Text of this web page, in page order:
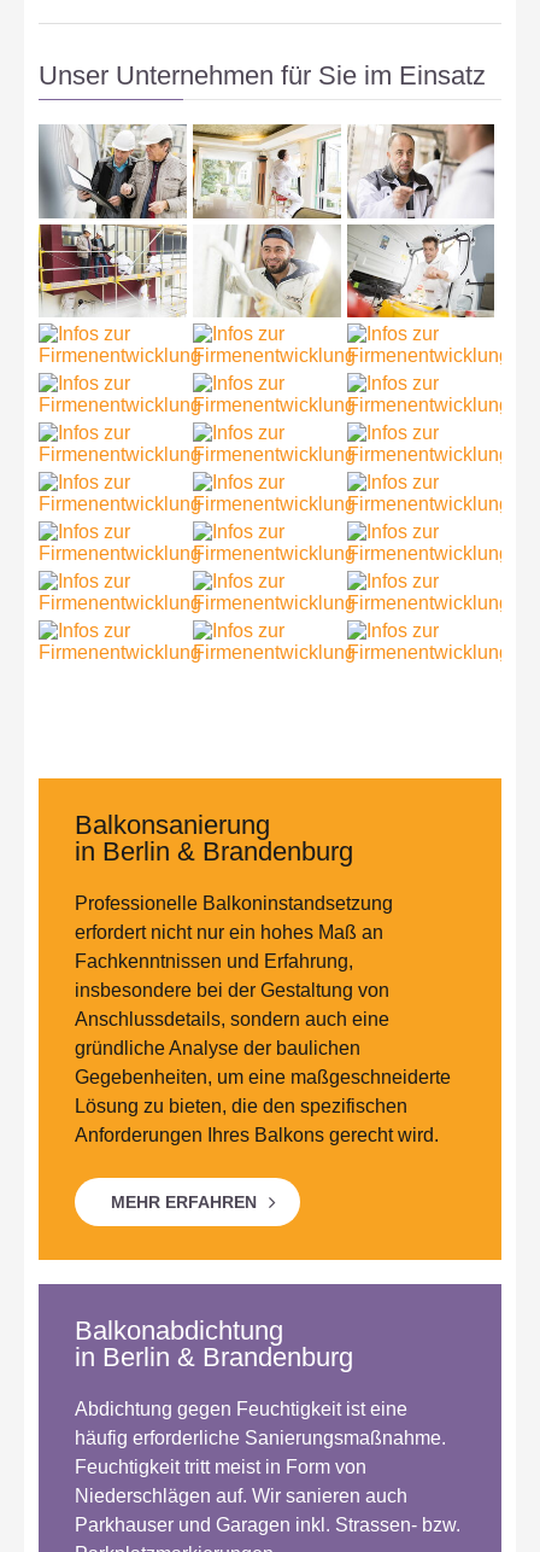
Unser Unternehmen für Sie im Einsatz
Balkonsanierung
in Berlin & Brandenburg
Professionelle Balkoninstandsetzung
erfordert nicht nur ein hohes Maß an
Fachkenntnissen und Erfahrung,
insbesondere bei der Gestaltung von
Anschlussdetails, sondern auch eine
gründliche Analyse der baulichen
Gegebenheiten, um eine maßgeschneiderte
Lösung zu bieten, die den spezifischen
Anforderungen Ihres Balkons gerecht wird.
MEHR ERFAHREN
Balkonabdichtung
in Berlin & Brandenburg
Abdichtung gegen Feuchtigkeit ist eine
häufig erforderliche Sanierungsmaßnahme.
Feuchtigkeit tritt meist in Form von
Niederschlägen auf. Wir sanieren auch
Parkhauser und Garagen inkl. Strassen- bzw.